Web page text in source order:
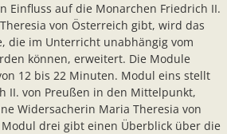
Einfluss auf die Monarchen Friedrich II.
von Österreich gibt, wird das
die im Unterricht unabhängig vom
können, erweitert. Die Module
12 bis 22 Minuten. Modul eins stellt
II. von Preußen in den Mittelpunkt,
Widersacherin Maria Theresia von
drei gibt einen Überblick über die